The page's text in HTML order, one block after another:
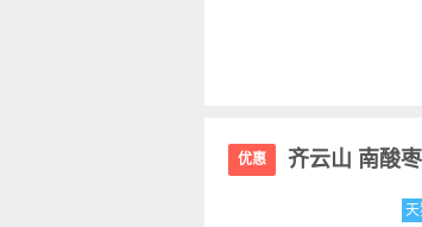
优惠 齐云山 南酸
天